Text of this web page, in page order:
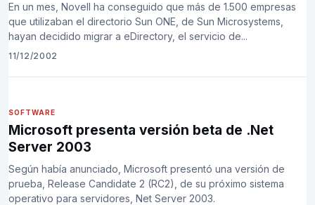
En un mes, Novell ha conseguido que más de 1.500 empresas
que utilizaban el directorio Sun ONE, de Sun Microsystems,
hayan decidido migrar a eDirectory, el servicio de...
11/12/2002
SOFTWARE
Microsoft presenta versión beta de .Net
Server 2003
Según había anunciado, Microsoft presentó una versión de
prueba, Release Candidate 2 (RC2), de su próximo sistema
operativo para servidores, Net Server 2003.